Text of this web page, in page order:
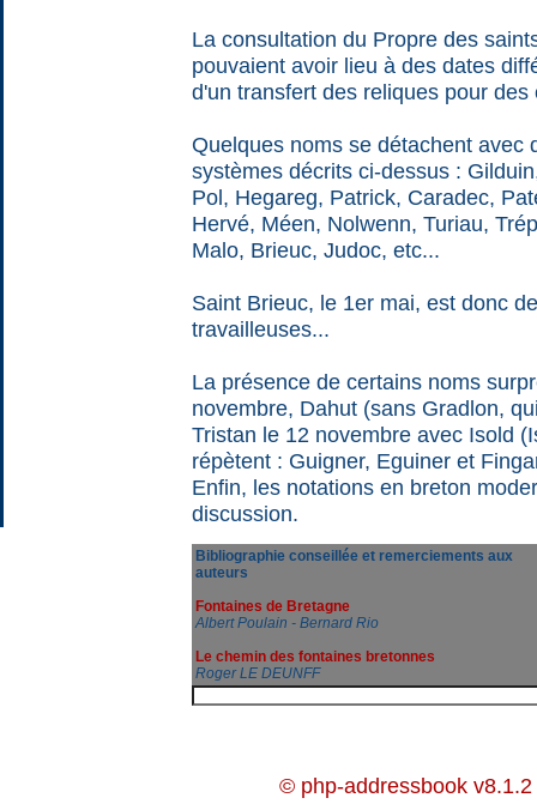
La consultation du Propre des
pouvaient avoir lieu à des dates
d'un transfert des reliques pour
Quelques noms se détachent avec
systèmes décrits ci-dessus :
Pol, Hegareg, Patrick, Caradec,
Hervé, Méen, Nolwenn, Turiau,
Malo, Brieuc, Judoc, etc...
Saint Brieuc, le 1er mai, est donc
travailleuses...
La présence de certains noms
novembre, Dahut (sans Gradlon,
Tristan le 12 novembre avec Isold
répètent : Guigner, Eguiner et
Enfin, les notations en breton
discussion.
Bibliographie conseillée et remerciements aux
auteurs
Fontaines de Bretagne
Albert Poulain - Bernard Rio
Le chemin des fontaines bretonnes
Roger LE DEUNFF
© php-addressbook v8.1.2